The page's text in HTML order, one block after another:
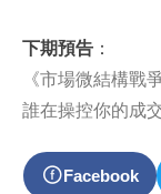
下期預告 ：
《市場微結構
誰在操控你的成
Facebook